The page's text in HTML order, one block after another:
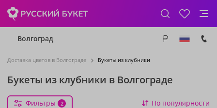
Волгоград
Доставка цветов в Волгограде Букеты из клубники
Букеты из клубники в Волгограде
Фильтры 2 По популярности